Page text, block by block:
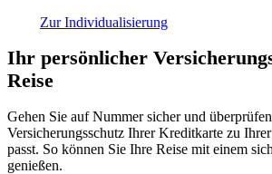
Zur Individualisierung
Ihr persönlicher
Reise
Gehen Sie auf Nummer sicher und
Versicherungsschutz Ihrer Kreditkarte zu
passt. So können Sie Ihre Reise mit einem
genießen.